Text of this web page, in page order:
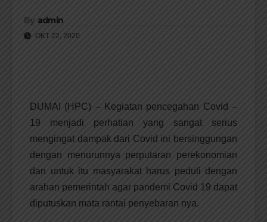
By admin
OKT 22, 2020
DUMAI (HPC) – Kegiatan pencegahan Covid –
19 menjadi perhatian yang sangat serius
mengingat dampak dari Covid ini bersinggungan
dengan menurunnya perputaran perekonomian
dan untuk itu masyarakat harus peduli dengan
arahan pemerintah agar pandemi Covid 19 dapat
diputuskan mata rantai penyebaran nya.